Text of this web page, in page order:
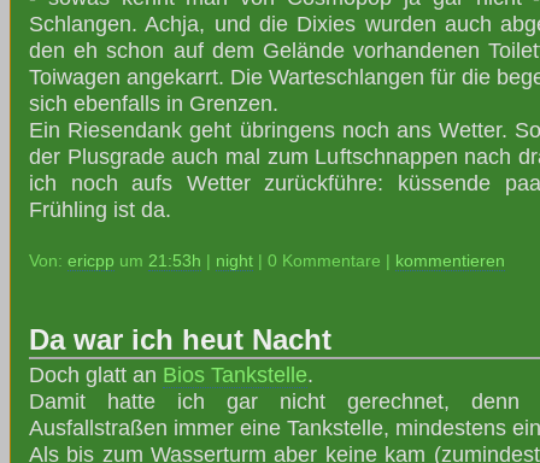
Schlangen. Achja, und die Dixies wurden auch
den eh schon auf dem Gelände vorhandenen
Toiwagen angekarrt. Die Warteschlangen für die
sich ebenfalls in Grenzen.
Ein Riesendank geht übringens noch ans Wetter.
der Plusgrade auch mal zum Luftschnappen nach
ich noch aufs Wetter zurückführe: küssende
Frühling ist da.
Von: ericpp um 21:53h night | 0 Kommentare | kommentieren
Da war ich heut Nacht
Doch glatt an Bios Tankstelle.
Damit hatte ich gar nicht gerechnet, denn
Ausfallstraßen immer eine Tankstelle, mindestens
Als bis zum Wasserturm aber keine kam